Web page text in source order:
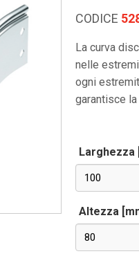
CODICE
La curva
nelle
ogni
garantisce
Larghezza
100
Altezza
80